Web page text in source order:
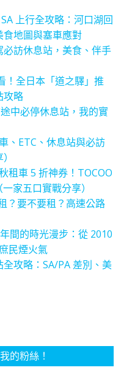
上行全攻略：河口湖回
地圖與塞車應對
訪休息站，美食、伴手
！全日本「道之驛」推
攻略
中必停休息站，我的實
、ETC、休息站與必訪
租車 5 折神券！TOCOO
家五口實戰分享）
？要不要租？高速公路
間的時光漫步：從 2010
民煙火氣
攻略：SA/PA 差別、美
的粉絲！